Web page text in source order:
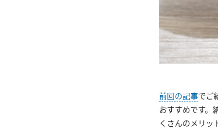
前回の記事でご
おすすめです。
くさんのメリッ